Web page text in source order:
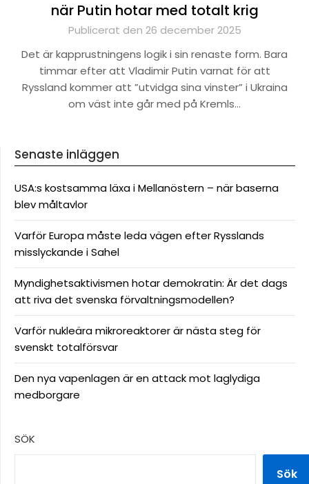
när Putin hotar med totalt krig
Publicerat den 26 december 2025
Det är kapprustningens logik i sin renaste form. Bara
timmar efter att Vladimir Putin varnat för att
Ryssland kommer att ”utvidga sina vinster” i Ukraina
om väst inte går med på Kremls…
Senaste inläggen
USA:s kostsamma läxa i Mellanöstern – när baserna
blev måltavlor
Varför Europa måste leda vägen efter Rysslands
misslyckande i Sahel
Myndighetsaktivismen hotar demokratin: Är det dags
att riva det svenska förvaltningsmodellen?
Varför nukleära mikroreaktorer är nästa steg för
svenskt totalförsvar
Den nya vapenlagen är en attack mot laglydiga
medborgare
SÖK
Sök